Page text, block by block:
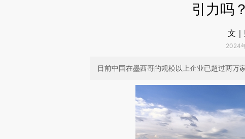
引力吗
文
2024
目前中国在墨西哥的规模以上企业已超过两万